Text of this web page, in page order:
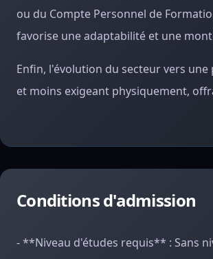
ou du Compte Personnel de
favorise une adaptabilité et une
Enfin, l'évolution du secteur vers
et moins exigeant physiquement,
Conditions d'admission
- **Niveau d'études requis** : Sans